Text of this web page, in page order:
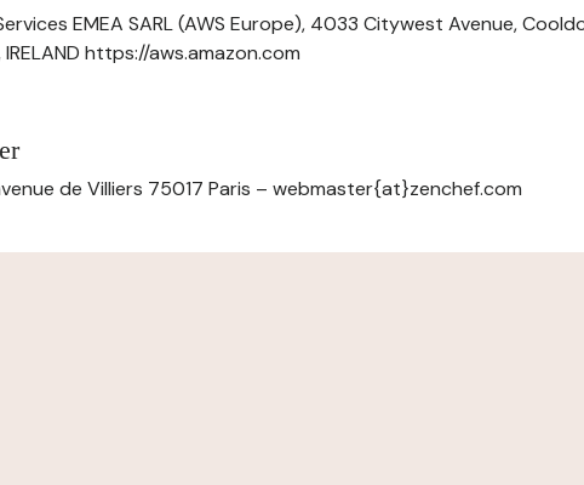
EMEA SARL (AWS Europe), 4033 Citywest Avenue,
https://aws.amazon.com
de Villiers 75017 Paris – webmaster{at}zenchef.com